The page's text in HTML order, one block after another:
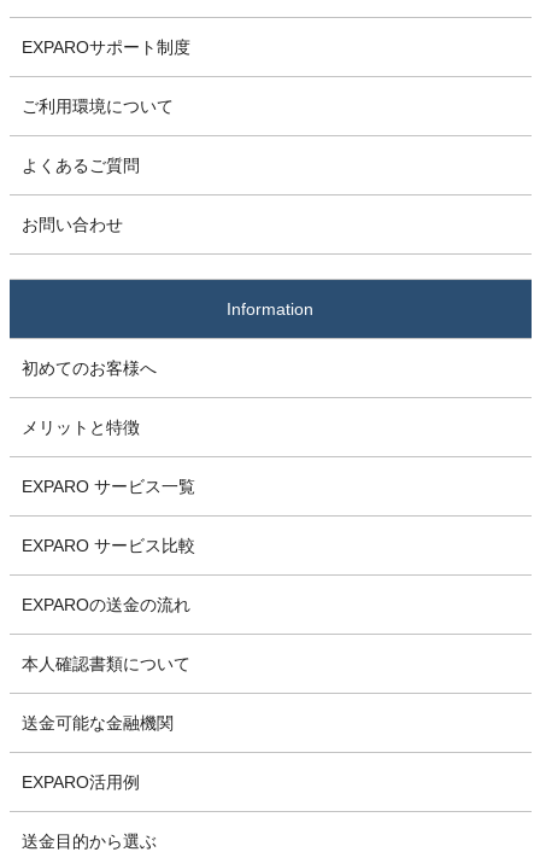
EXPAROサポート制度
ご利用環境について
よくあるご質問
お問い合わせ
Information
初めてのお客様へ
メリットと特徴
EXPARO サービス一覧
EXPARO サービス比較
EXPAROの送金の流れ
本人確認書類について
送金可能な金融機関
EXPARO活用例
送金目的から選ぶ